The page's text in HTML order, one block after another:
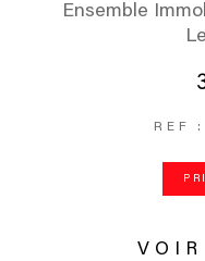
Ensemble
REF